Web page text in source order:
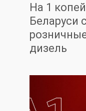
На 1
Беларуси
дизель